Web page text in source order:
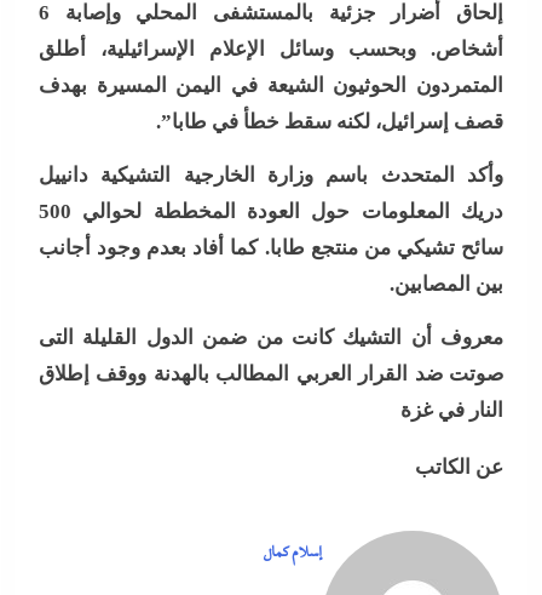
إلحاق أضرار جزئية بالمستشفى المحلي وإصابة 6
أشخاص. وبحسب وسائل الإعلام الإسرائيلية، أطلق
المتمردون الحوثيون الشيعة في اليمن المسيرة بهدف
قصف إسرائيل، لكنه سقط خطأ في طابا”.
وأكد المتحدث باسم وزارة الخارجية التشيكية دانييل
دريك المعلومات حول العودة المخططة لحوالي 500
سائح تشيكي من منتجع طابا. كما أفاد بعدم وجود أجانب
بين المصابين.
معروف أن التشيك كانت من ضمن الدول القليلة التى
صوتت ضد القرار العربي المطالب بالهدنة ووقف إطلاق
النار في غزة
عن الكاتب
إسلام كمال